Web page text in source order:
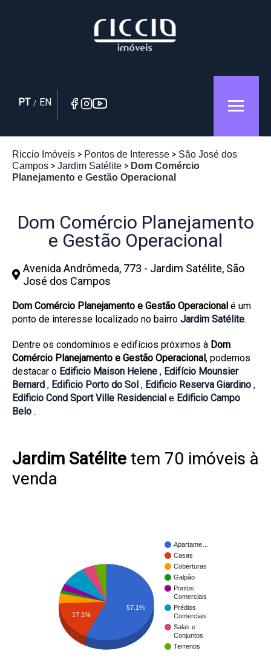
PT / EN
Riccio Imóveis Pontos de Interesse
São José dos
Campos
Jardim Satélite
Dom Comércio
Planejamento e Gestão Operacional
Dom Comércio Planejamento
e Gestão Operacional
Avenida Andrômeda, 773 - Jardim Satélite, São
José dos Campos
Dom Comércio Planejamento e Gestão Operacional é um
ponto de interesse localizado no bairro Jardim Satélite.
Dentre os condomínios e edifícios próximos à Dom
Comércio Planejamento e Gestão Operacional, podemos
destacar o Edificio Maison Helene , Edifício Mounsier
Bernard , Edificio Porto do Sol , Edificio Reserva Giardino ,
Edificio Cond Sport Ville Residencial e Edificio Campo
Belo .
Jardim Satélite tem 70 imóveis à
venda
Apartame…
Casas
Coberturas
Galpão
Pontos
Comerciais
Prédios
Comerciais
Salas e
Conjuntos
Terrenos
17.1%
57.1%